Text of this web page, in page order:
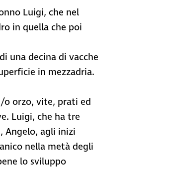
Luigi, che nel
in quella che poi
una decina di vacche
in mezzadria.
orzo, vite, prati ed
Luigi, che ha tre
Angelo, agli inizi
nella metà degli
lo sviluppo